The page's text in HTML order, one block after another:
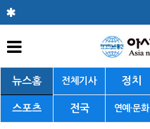
뉴스홈 전체기사 정치
스포츠 전국 연예·문화